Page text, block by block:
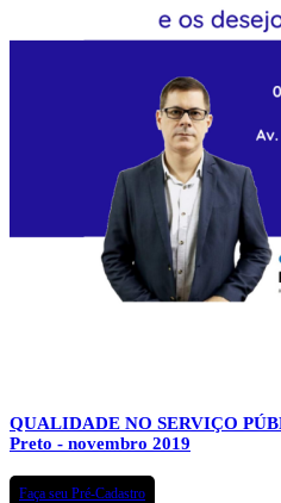
QUALIDADE NO SERVIÇO
Preto - novembro 2019
Faça seu Pré-Cadastro